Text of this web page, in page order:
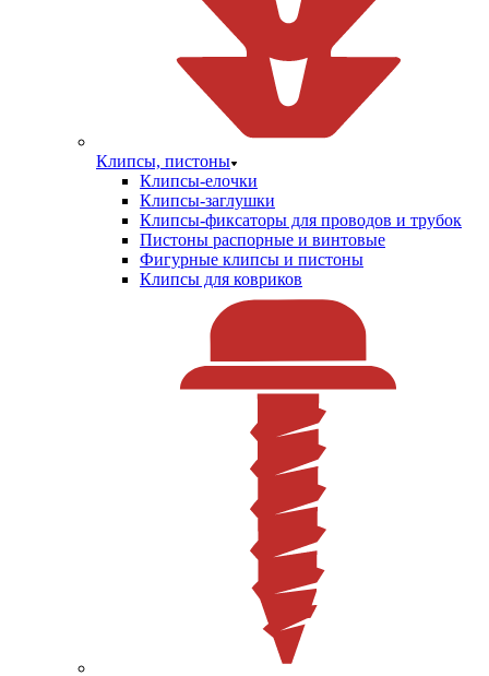
Клипсы, пистоны
Клипсы-елочки
Клипсы-заглушки
Клипсы-фиксаторы для проводов и трубок
Пистоны распорные и винтовые
Фигурные клипсы и пистоны
Клипсы для ковриков